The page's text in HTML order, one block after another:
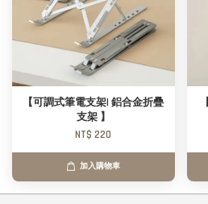
【可調式筆電支架| 鋁合金折疊
支架 】
NT$ 220
加入購物車